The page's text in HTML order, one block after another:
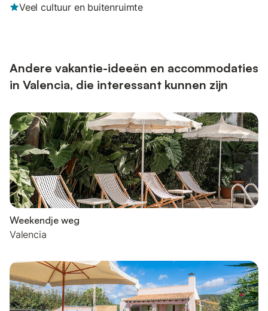
Veel cultuur en buitenruimte
Andere vakantie-ideeën en accommodaties
in Valencia, die interessant kunnen zijn
Weekendje weg
Valencia